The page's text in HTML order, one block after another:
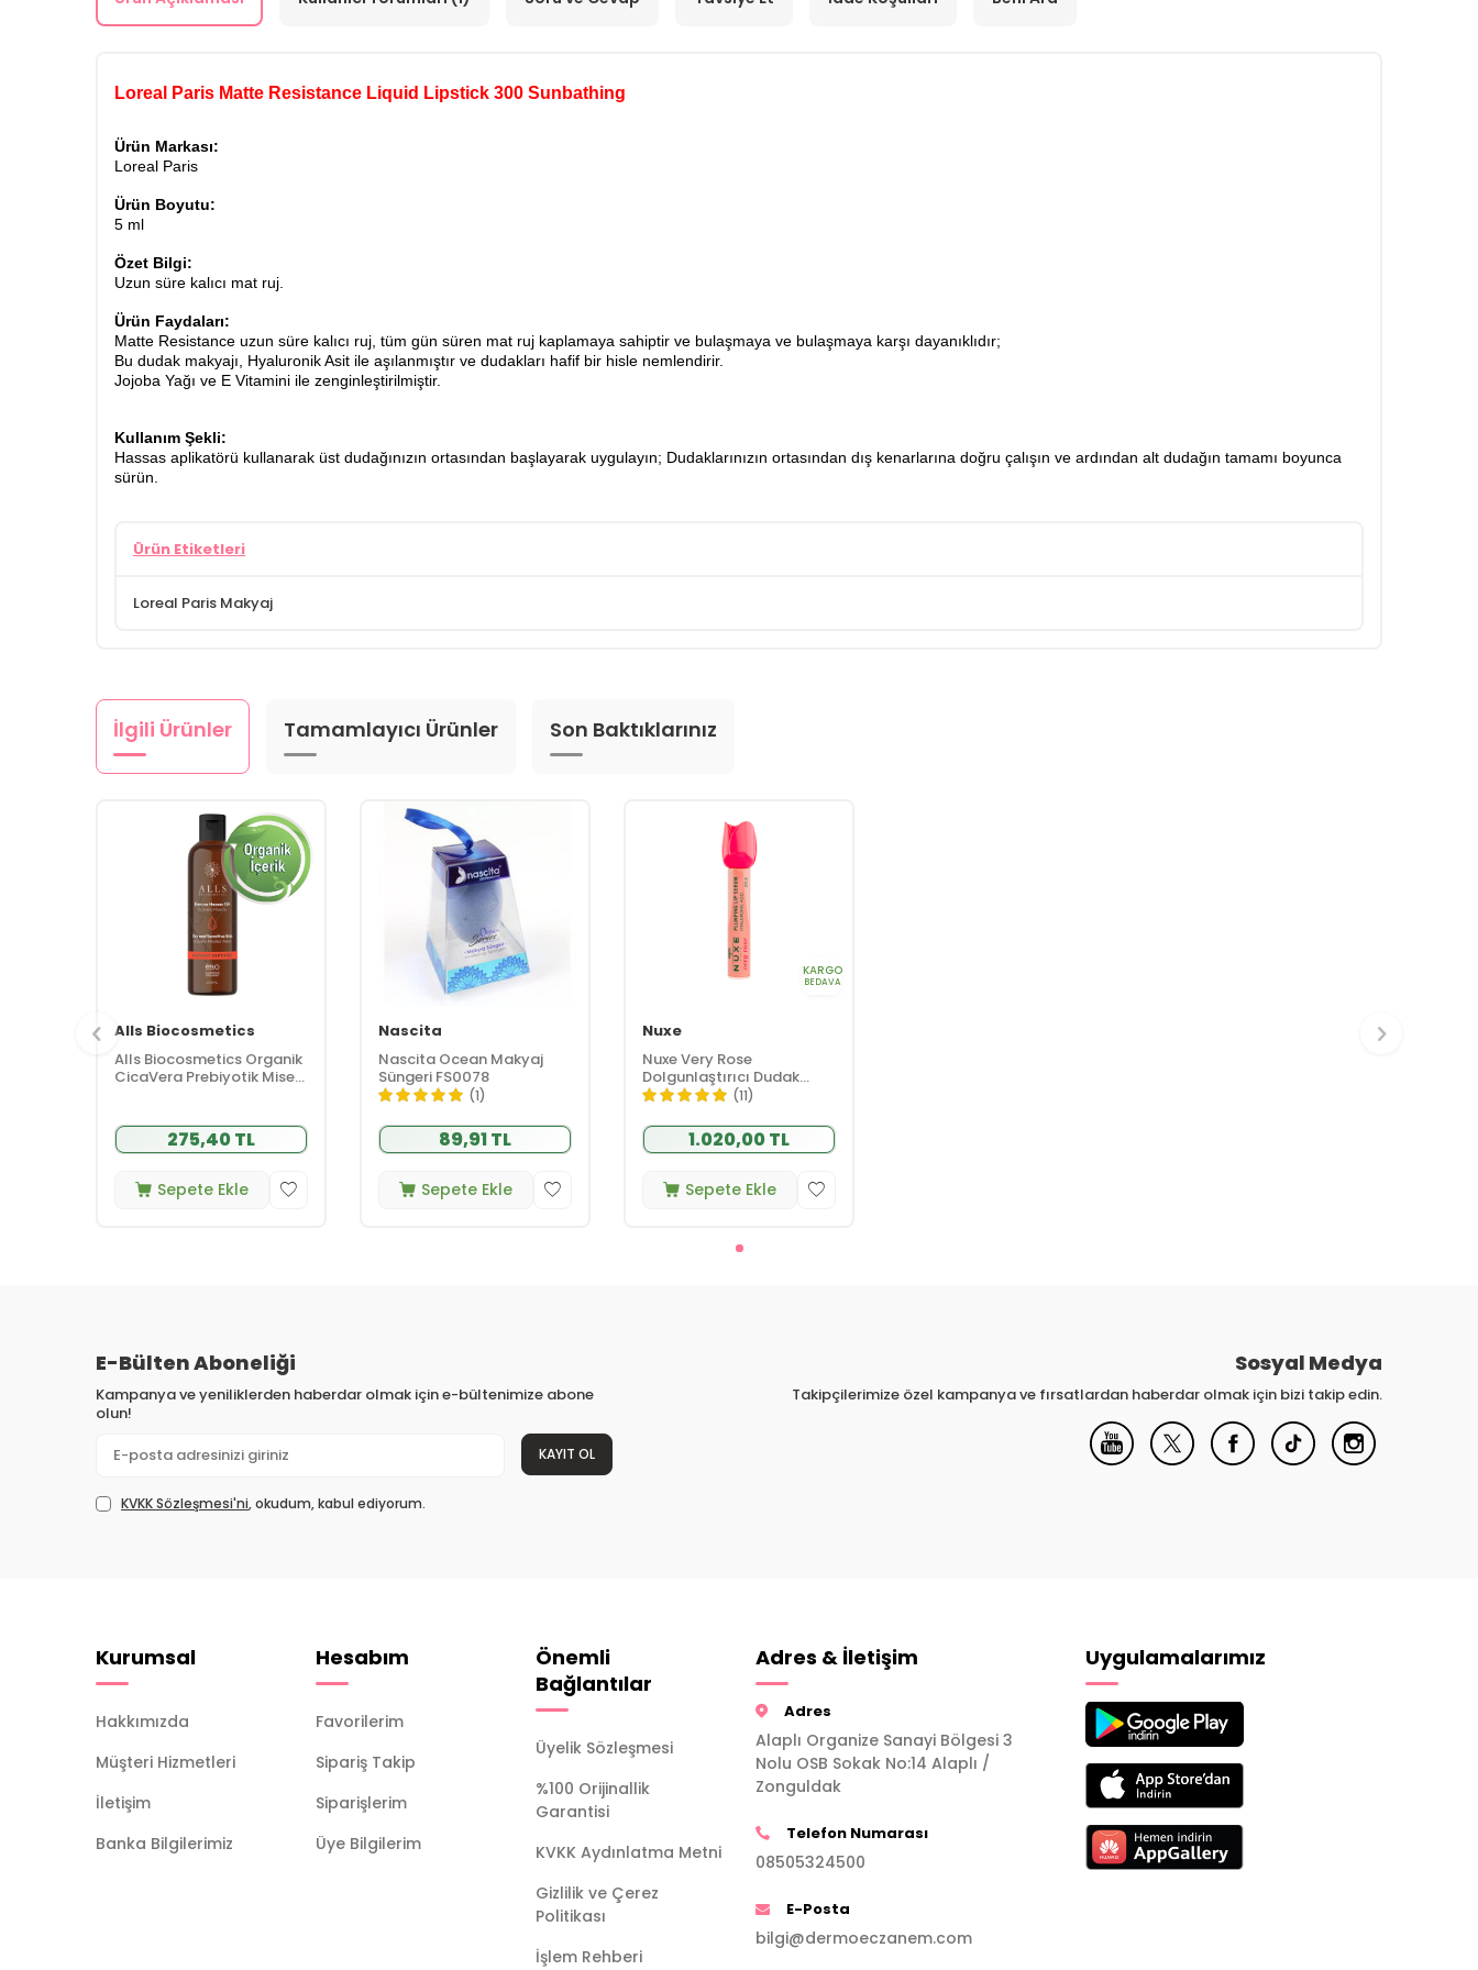
Loreal Paris Matte Resistance Liquid Lipstick 300 Sunbathing
Ürün Markası:
Loreal Paris
Ürün Boyutu:
5 ml
Özet Bilgi:
Uzun süre kalıcı mat ruj.
Ürün Faydaları:
Matte Resistance uzun süre kalıcı ruj, tüm gün süren mat ruj kaplamaya sahiptir ve bulaşmaya ve bulaşmaya karşı dayanıklıdır;
Bu dudak makyajı, Hyaluronik Asit ile aşılanmıştır ve dudakları hafif bir hisle nemlendirir.
Jojoba Yağı ve E Vitamini ile zenginleştirilmiştir.
Kullanım Şekli:
Hassas aplikatörü kullanarak üst dudağınızın ortasından başlayarak uygulayın; Dudaklarınızın ortasından dış kenarlarına doğru çalışın ve ardından alt dudağın tamamı boyunca
sürün.
Ürün Etiketleri
Loreal Paris Makyaj
İlgili Ürünler Tamamlayıcı Ürünler Son Baktıklarınız
Alls Biocosmetics
Alls Biocosmetics Organik
CicaVera Prebiyotik Misel
275,40 TL
Sepete Ekle
Nascita
Nascita Ocean Makyaj
Süngeri FS0078
(1)
89,91 TL
Sepete Ekle
KARGO
BEDAVA
Nuxe
Nuxe Very Rose
Dolgunlaştırıcı Dudak
Serumu 8 ml (11)
1.020,00 TL
Sepete Ekle
E-Bülten Aboneliği
Kampanya ve yeniliklerden haberdar olmak için e-bültenimize abone
olun!
KAYIT OL
KVKK Sözleşmesi'ni, okudum, kabul ediyorum.
Sosyal Medya
Takipçilerimize özel kampanya ve fırsatlardan haberdar olmak için bizi takip edin.
Kurumsal
Hakkımızda
Müşteri Hizmetleri
İletişim
Banka Bilgilerimiz
Hesabım
Favorilerim
Sipariş Takip
Siparişlerim
Üye Bilgilerim
Önemli
Bağlantılar
Üyelik Sözleşmesi
%100 Orijinallik
Garantisi
KVKK Aydınlatma Metni
Gizlilik ve Çerez
Politikası
İşlem Rehberi
Adres & İletişim
Adres
Alaplı Organize Sanayi Bölgesi 3
Nolu OSB Sokak No:14 Alaplı /
Zonguldak
Telefon Numarası
08505324500
E-Posta
bilgi@dermoeczanem.com
Uygulamalarımız